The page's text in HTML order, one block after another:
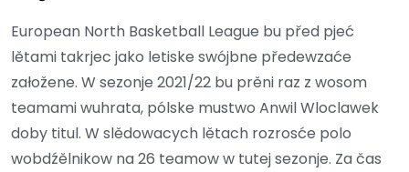
European North Basketball League bu před pjeć
lětami takrjec jako letiske swójbne předewzaće
załožene. W sezonje 2021/22 bu prěni raz z wosom
teamami wuhrata, pólske mustwo Anwil Wloclawek
doby titul. W slědowacych lětach rozrosće polo
wobdźělnikow na 26 teamow w tutej sezonje. Za čas